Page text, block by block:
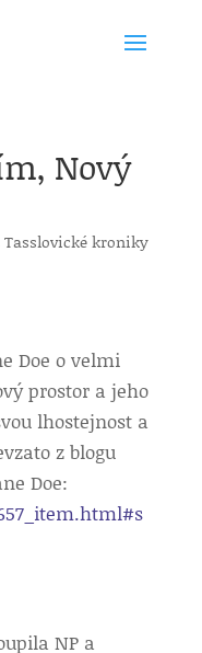
Nový
Tasslovické kroniky
Doe o velmi
prostor a jeho
lhostejnost a
z blogu
Doe:
NP a